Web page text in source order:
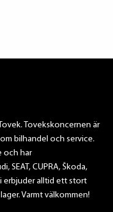
Tovekskoncernen är
bilhandel och service.
och har
SEAT, CUPRA, Škoda,
erbjuder alltid ett stort
Varmt välkommen!